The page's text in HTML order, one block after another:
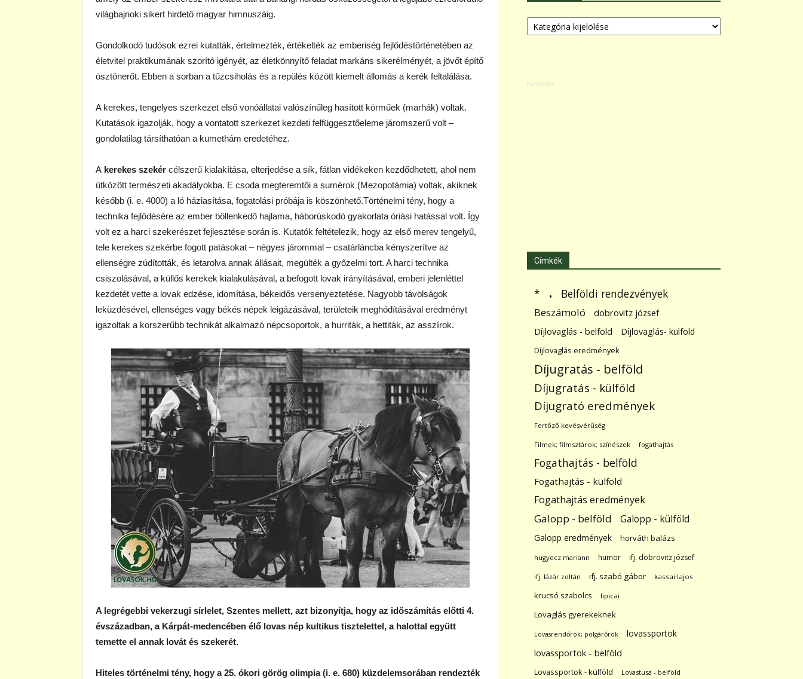
világbajnoki sikert hirdető magyar himnuszáig.
Gondolkodó tudósok ezrei kutatták, értelmezték, értékelték az emberiség fejlődéstörténetében az
életvitel praktikumának szorító igényét, az életkönnyítő feladat markáns sikerélményét, a jövőt építő
ösztönerőt. Ebben a sorban a tűzcsiholás és a repülés között kiemelt állomás a kerék feltalálása.
A kerekes, tengelyes szerkezet első vonóállatai valószínűleg hasított körműek (marhák) voltak.
Kutatások igazolják, hogy a vontatott szerkezet kezdeti felfüggesztőeleme járomszerű volt –
gondolatilag társíthatóan a kumethám eredetéhez.
A kerekes szekér célszerű kialakítása, elterjedése a sík, fátlan vidékeken kezdődhetett, ahol nem
ütközött természeti akadályokba. E csoda megteremtői a sumérok (Mezopotámia) voltak, akiknek
később (i. e. 4000) a ló háziasítása, fogatolási próbája is köszönhető.Történelmi tény, hogy a
technika fejlődésére az ember böllenkedő hajlama, háborúskodó gyakorlata óriási hatással volt. Így
volt ez a harci szekerészet fejlesztése során is. Kutatók feltételezik, hogy az első merev tengelyű,
tele kerekes szekérbe fogott patásokat – négyes járommal – csatárláncba kényszerítve az
ellenségre zúdították, és letarolva annak állásait, megülték a győzelmi tort. A harci technika
csiszolásával, a küllős kerekek kialakulásával, a befogott lovak irányításával, emberi jelenléttel
kezdetét vette a lovak edzése, idomítása, békeidős versenyeztetése. Nagyobb távolságok
leküzdésével, ellenséges vagy békés népek leigázásával, területeik meghódításával eredményt
igazoltak a korszerűbb technikát alkalmazó népcsoportok, a hurriták, a hettiták, az asszírok.
A legrégebbi vekerzugi sírlelet, Szentes mellett, azt bizonyítja, hogy az időszámítás előtti 4.
évszázadban, a Kárpát-medencében élő lovas nép kultikus tisztelettel, a halottal együtt
temette el annak lovát és szekerét.
Hiteles történelmi tény, hogy a 25. ókori görög olimpia (i. e. 680) küzdelemsorában rendezték
Kategóriák
Címkék
* . Belföldi rendezvények
Beszámoló dobrovitz józsef
Díjlovaglás - belföld Díjlovaglás- külföld
Díjlovaglás eredmények
Díjugratás - belföld
Díjugratás - külföld
Díjugrató eredmények
Fertőző kevésvérűség
Filmek; filmsztárok; színészek fogathajtás
Fogathajtás - belföld
Fogathajtás - külföld
Fogathajtás eredmények
Galopp - belföld Galopp - külföld
Galopp eredmények horváth balázs
hugyecz mariann humor ifj. dobrovitz józsef
ifj. lázár zoltán ifj. szabó gábor kassai lajos
krucsó szabolcs lipicai
Lovaglás gyerekeknek
Lovasrendőrök; polgárőrök
lovassportok
lovassportok - belföld
Lovassportok - külföld Lovastusa - belföld